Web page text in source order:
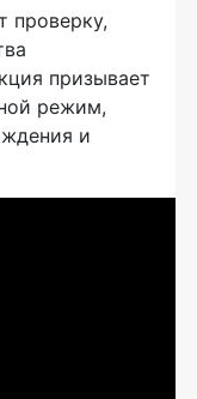
призывает
режим,
и